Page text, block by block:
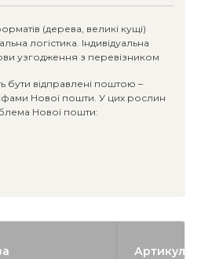
(дерева, великі кущі)
логістика. Індивідуальна
узгодження з перевізником
відправлені поштою –
Нової пошти. У цих рослин
Нової пошти:
Артикул